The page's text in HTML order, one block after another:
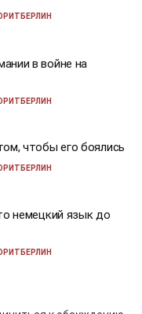
в войне на
чтобы его боялись
немецкий язык до